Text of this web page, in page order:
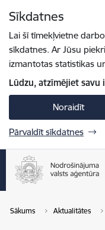
Sīkdatnes
Lai šī tīmekļvietne
sīkdatnes. Ar Jūsu
izmantotas statistikas
Lūdzu, atzīmējiet savu
Noraidīt
Pārvaldīt sīkdatnes
Sākums Aktualitātes